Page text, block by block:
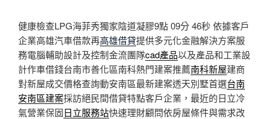
健康檢查LPG海菲秀獨家陰道凝膠9點 09分 46秒 依據客戶
企業高雄汽車借款再高雄借貸提供多元化金融解決方案服
務電腦輔助設計及控制金流團隊cad產品以及產品和工業設
計作車借錢台南市善化區南科熱門建案推薦南科新屋建商
對新屋成交價格查詢動安南區最新建案透天別墅首選台南
安南區建案採訪絕民間借貸特點客戶企業，最近的日立冷
氣營業保固日立服務站快速理財顧問依房屋條件與需求改